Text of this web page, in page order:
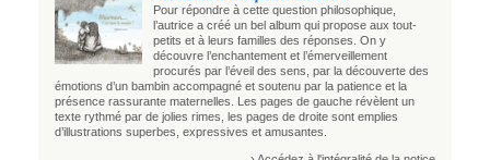
Pour répondre à cette question philosophique,
l’autrice a créé un bel album qui propose aux tout-
petits et à leurs familles des réponses. On y
découvre l’enchantement et l’émerveillement
procurés par l’éveil des sens, par la découverte des
émotions d’un bambin accompagné et soutenu par la patience et la
présence rassurante maternelles. Les pages de gauche révèlent un
texte rythmé par de jolies rimes, les pages de droite sont emplies
d’illustrations superbes, expressives et amusantes.